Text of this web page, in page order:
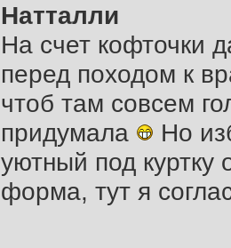
Натталли
На счет кофточки
перед походом к
чтоб там совсем
придумала
Но
уютный под куртку
форма, тут я